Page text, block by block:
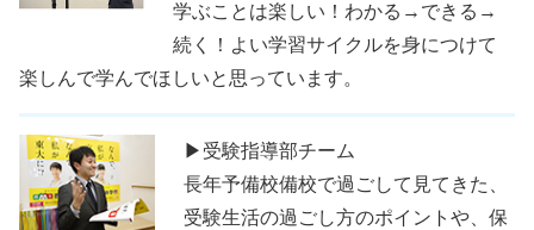
学ぶことは楽しい！わかる→できる→
続く！よい学習サイクルを身につけて
楽しんで学んでほしいと思っています。
▶受験指導部チーム
長年予備校備校で過ごして見てきた、
受験生活の過ごし方のポイントや、保